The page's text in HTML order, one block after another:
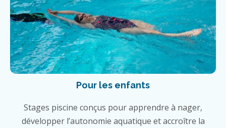
Pour les enfants
Stages piscine conçus pour apprendre à nager,
développer l’autonomie aquatique et accroître la